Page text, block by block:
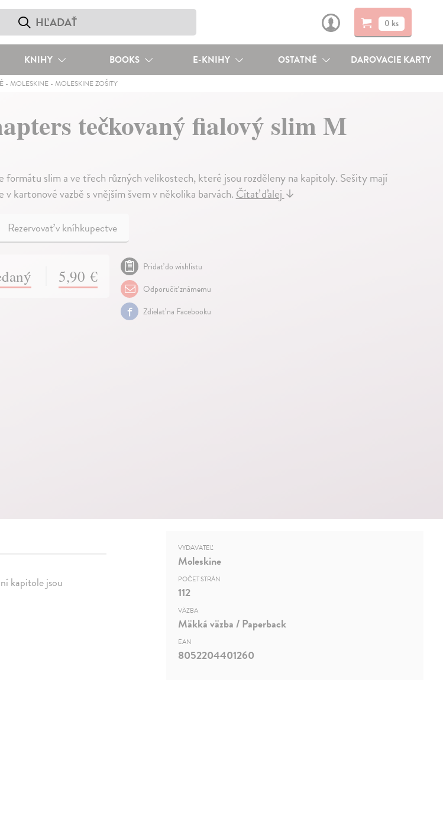
0 ks
KNIHY BOOKS E-KNIHY OSTATNÉ DAROVACIE KARTY
-MOLESKINE -MOLESKINE ZOŠITY
tečkovaný fialový slim M
formátu slim a ve třech různých velikostech, které jsou rozděleny na kapitoly. Sešity mají
v kartonové vazbě s vnějším švem v několika barvách.Čítať ďalej↓
Rezervovať v kníhkupectve
5,90 €
Pridať do wishlistu
Odporučiť známemu
Zdielať na Facebooku
kapitole jsou
VYDAVATEĽ
Moleskine
POČET STRÁN
112
VÄZBA
Mäkká väzba / Paperback
EAN
8052204401260